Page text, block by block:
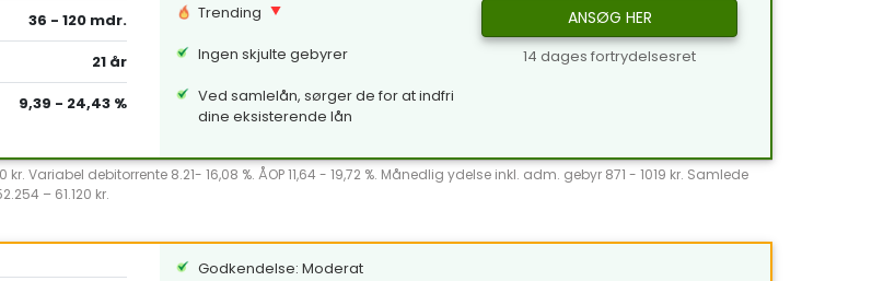
36 - 120 mdr.
21 år
9,39 - 24,43 %
Trending
Ingen skjulte gebyrer
Ved samlelån, sørger de for at indfri
dine eksisterende lån
ANSØG HER
14 dages fortrydelsesret
Variabel debitorrente 8.21- 16,08 %. ÅOP 11,64 - 19,72 %. Månedlig ydelse inkl. adm. gebyr 871 - 1019 kr. Samlede
– 61.120 kr.
Godkendelse: Moderat